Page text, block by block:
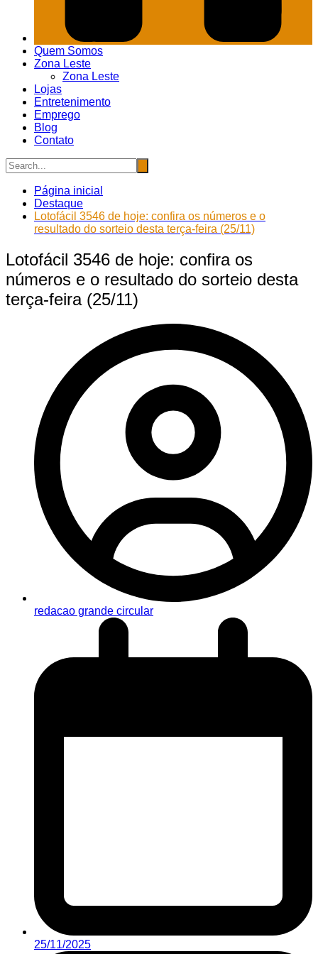
Quem Somos
Zona Leste
Zona Leste
Lojas
Entretenimento
Emprego
Blog
Contato
Página inicial
Destaque
Lotofácil 3546 de hoje: confira os números e o
resultado do sorteio desta terça-feira (25/11)
Lotofácil 3546 de hoje: confira os
números e o resultado do sorteio desta
terça-feira (25/11)
redacao grande circular
25/11/2025